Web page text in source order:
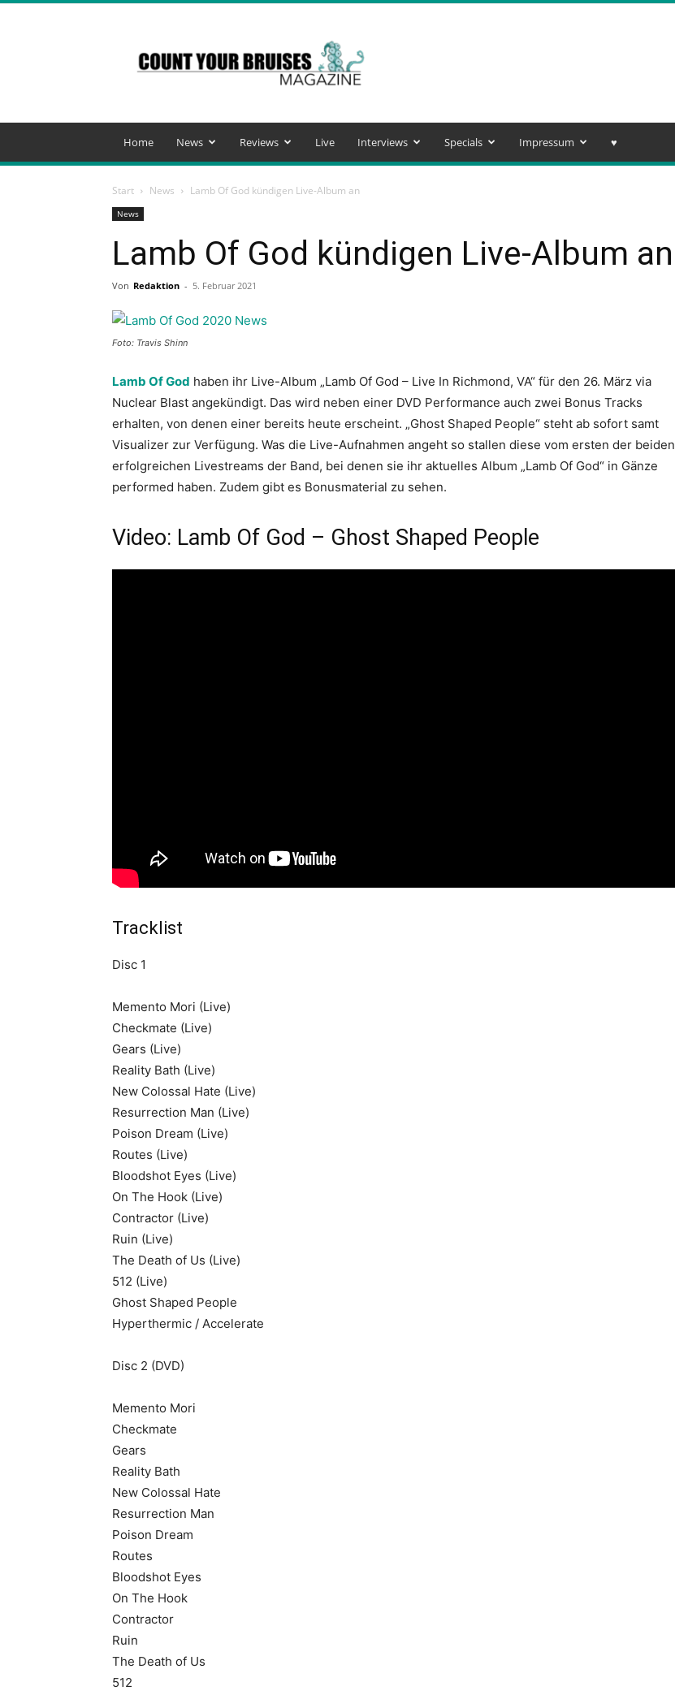
Your
Bruises
Magazine
Home News Reviews Live Interviews Specials Impressum ♥️
Start News Lamb Of God kündigen Live-Album an
News
Lamb Of God kündigen Live-Album an
Von Redaktion - 5. Februar 2021
Foto: Travis Shinn
Lamb Of God haben ihr Live-Album „Lamb Of God – Live In Richmond, VA“ für den 26. März via
Nuclear Blast angekündigt. Das wird neben einer DVD Performance auch zwei Bonus Tracks
erhalten, von denen einer bereits heute erscheint. „Ghost Shaped People“ steht ab sofort samt
Visualizer zur Verfügung. Was die Live-Aufnahmen angeht so stallen diese vom ersten der beiden
erfolgreichen Livestreams der Band, bei denen sie ihr aktuelles Album „Lamb Of God“ in Gänze
performed haben. Zudem gibt es Bonusmaterial zu sehen.
Video: Lamb Of God – Ghost Shaped People
Tracklist
Disc 1
Memento Mori (Live)
Checkmate (Live)
Gears (Live)
Reality Bath (Live)
New Colossal Hate (Live)
Resurrection Man (Live)
Poison Dream (Live)
Routes (Live)
Bloodshot Eyes (Live)
On The Hook (Live)
Contractor (Live)
Ruin (Live)
The Death of Us (Live)
512 (Live)
Ghost Shaped People
Hyperthermic / Accelerate
Disc 2 (DVD)
Memento Mori
Checkmate
Gears
Reality Bath
New Colossal Hate
Resurrection Man
Poison Dream
Routes
Bloodshot Eyes
On The Hook
Contractor
Ruin
The Death of Us
512